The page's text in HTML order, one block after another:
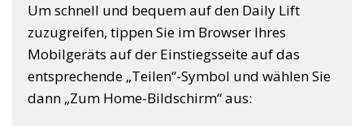
Um schnell und bequem auf den Daily Lift
zuzugreifen, tippen Sie im Browser Ihres
Mobilgeräts auf der Einstiegsseite auf das
entsprechende „Teilen“-Symbol und wählen Sie
dann „Zum Home-Bildschirm“ aus: